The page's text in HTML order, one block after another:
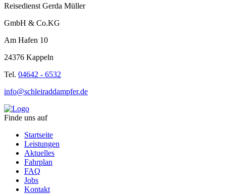
Reisedienst Gerda Müller
GmbH & Co.KG
Am Hafen 10
24376 Kappeln
Tel. 04642 - 6532
info@schleiraddampfer.de
Finde uns auf
Startseite
Leistungen
Aktuelles
Fahrplan
FAQ
Jobs
Kontakt